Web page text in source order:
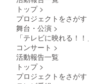
トップ >
プロジェクトをさがす
舞台・公演 >
「テレビに映れる！
コンサート >
活動報告一覧
トップ >
プロジェクトをさがす